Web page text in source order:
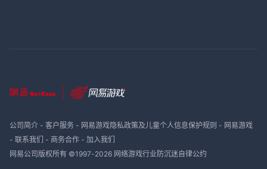
公司简介- 客户服务- 网易游戏隐私政策及儿童个人信息保护规则 - 网易游戏
- 联系我们 - 商务合作- 加入我们
网易公司版权所有 ©1997-2026 网络游戏行业防沉迷自律公约